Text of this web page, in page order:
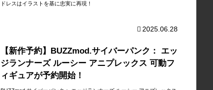
ドレスはイラストを基に忠実に再現！
2025.06.28
【新作予約】BUZZmod.サイバーパンク： エッ
ジランナーズ ルーシー アニプレックス 可動フ
ィギュアが予約開始！